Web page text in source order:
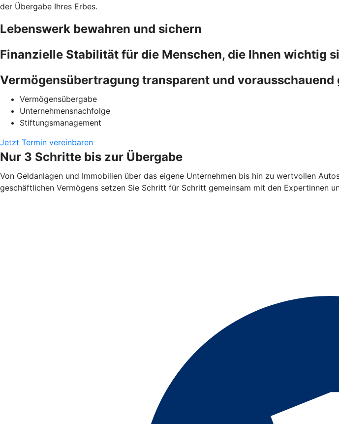
der Übergabe Ihres Erbes.
Lebenswerk bewahren und sichern
Finanzielle Stabilität für die Menschen, die Ihnen wichtig
Vermögensübertragung transparent und vorausschauend
Vermögensübergabe
Unternehmensnachfolge
Stiftungsmanagement
Jetzt Termin vereinbaren
Nur 3 Schritte bis zur Übergabe
Von Geldanlagen und Immobilien über das eigene Unternehmen bis hin zu wertvollen
geschäftlichen Vermögens setzen Sie Schritt für Schritt gemeinsam mit den Expertinnen